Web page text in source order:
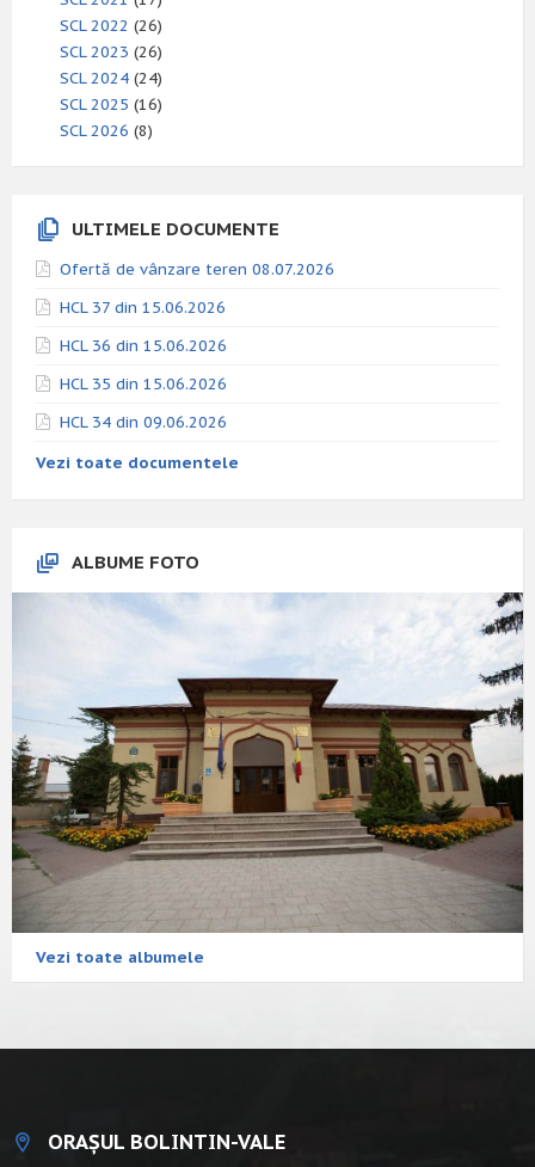
SCL 2022 (26)
SCL 2023 (26)
SCL 2024 (24)
SCL 2025 (16)
SCL 2026 (8)
ULTIMELE DOCUMENTE
Ofertă de vânzare teren 08.07.2026
HCL 37 din 15.06.2026
HCL 36 din 15.06.2026
HCL 35 din 15.06.2026
HCL 34 din 09.06.2026
Vezi toate documentele
ALBUME FOTO
Vezi toate albumele
ORAȘUL BOLINTIN-VALE